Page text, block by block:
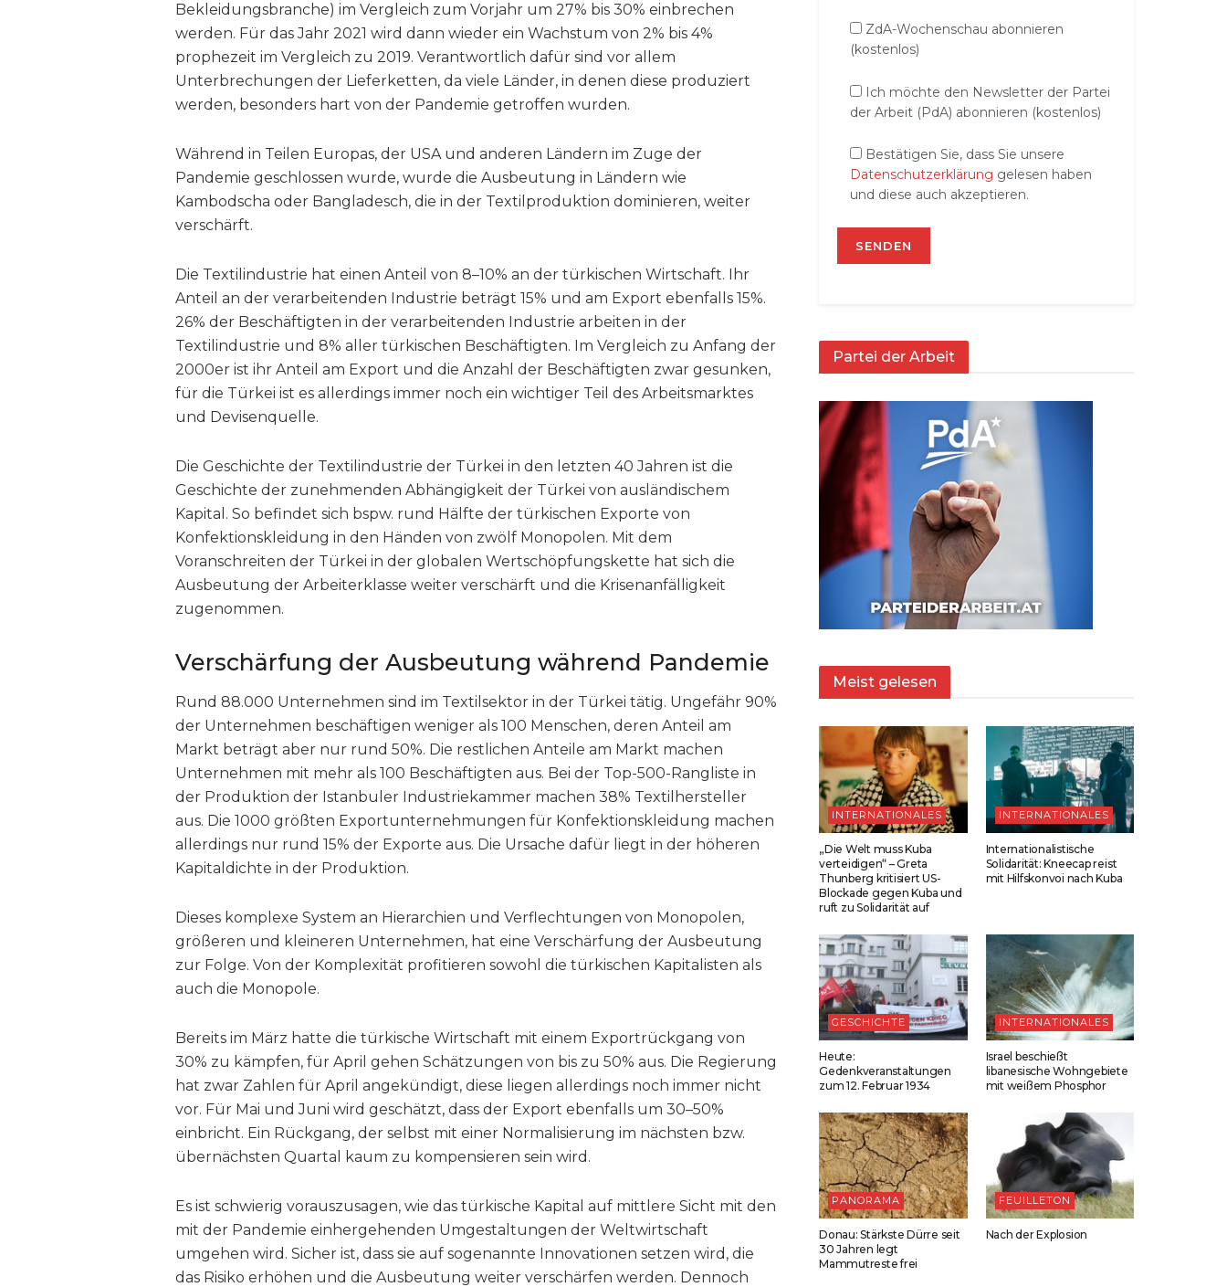
Bekleidungsbranche) im Vergleich zum Vorjahr um 27% bis 30% einbrechen
werden. Für das Jahr 2021 wird dann wieder ein Wachstum von 2% bis 4%
prophezeit im Vergleich zu 2019. Verantwortlich dafür sind vor allem
Unterbrechungen der Lieferketten, da viele Länder, in denen diese produziert
werden, besonders hart von der Pandemie getroffen wurden.
Während in Teilen Europas, der USA und anderen Ländern im Zuge der
Pandemie geschlossen wurde, wurde die Ausbeutung in Ländern wie
Kambodscha oder Bangladesch, die in der Textilproduktion dominieren, weiter
verschärft.
Die Textilindustrie hat einen Anteil von 8–10% an der türkischen Wirtschaft. Ihr
Anteil an der verarbeitenden Industrie beträgt 15% und am Export ebenfalls 15%.
26% der Beschäftigten in der verarbeitenden Industrie arbeiten in der
Textilindustrie und 8% aller türkischen Beschäftigten. Im Vergleich zu Anfang der
2000er ist ihr Anteil am Export und die Anzahl der Beschäftigten zwar gesunken,
für die Türkei ist es allerdings immer noch ein wichtiger Teil des Arbeitsmarktes
und Devisenquelle.
Die Geschichte der Textilindustrie der Türkei in den letzten 40 Jahren ist die
Geschichte der zunehmenden Abhängigkeit der Türkei von ausländischem
Kapital. So befindet sich bspw. rund Hälfte der türkischen Exporte von
Konfektionskleidung in den Händen von zwölf Monopolen. Mit dem
Voranschreiten der Türkei in der globalen Wertschöpfungskette hat sich die
Ausbeutung der Arbeiterklasse weiter verschärft und die Krisenanfälligkeit
zugenommen.
Verschärfung der Ausbeutung während Pandemie
Rund 88.000 Unternehmen sind im Textilsektor in der Türkei tätig. Ungefähr 90%
der Unternehmen beschäftigen weniger als 100 Menschen, deren Anteil am
Markt beträgt aber nur rund 50%. Die restlichen Anteile am Markt machen
Unternehmen mit mehr als 100 Beschäftigten aus. Bei der Top-500-Rangliste in
der Produktion der Istanbuler Industriekammer machen 38% Textilhersteller
aus. Die 1000 größten Exportunternehmungen für Konfektionskleidung machen
allerdings nur rund 15% der Exporte aus. Die Ursache dafür liegt in der höheren
Kapitaldichte in der Produktion.
Dieses komplexe System an Hierarchien und Verflechtungen von Monopolen,
größeren und kleineren Unternehmen, hat eine Verschärfung der Ausbeutung
zur Folge. Von der Komplexität profitieren sowohl die türkischen Kapitalisten als
auch die Monopole.
Bereits im März hatte die türkische Wirtschaft mit einem Exportrückgang von
30% zu kämpfen, für April gehen Schätzungen von bis zu 50% aus. Die Regierung
hat zwar Zahlen für April angekündigt, diese liegen allerdings noch immer nicht
vor. Für Mai und Juni wird geschätzt, dass der Export ebenfalls um 30–50%
einbricht. Ein Rückgang, der selbst mit einer Normalisierung im nächsten bzw.
übernächsten Quartal kaum zu kompensieren sein wird.
Es ist schwierig vorauszusagen, wie das türkische Kapital auf mittlere Sicht mit den
mit der Pandemie einhergehenden Umgestaltungen der Weltwirtschaft
umgehen wird. Sicher ist, dass sie auf sogenannte Innovationen setzen wird, die
das Risiko erhöhen und die Ausbeutung weiter verschärfen werden. Dennoch
ZdA-Wochenschau abonnieren
(kostenlos)
Ich möchte den Newsletter der Partei
der Arbeit (PdA) abonnieren (kostenlos)
Bestätigen Sie, dass Sie unsere
Datenschutzerklärung gelesen haben
und diese auch akzeptieren.
Partei der Arbeit
Meist gelesen
INTERNATIONALES
„Die Welt muss Kuba
verteidigen“ – Greta
Thunberg kritisiert US-
Blockade gegen Kuba und
ruft zu Solidarität auf
INTERNATIONALES
Internationalistische
Solidarität: Kneecap reist
mit Hilfskonvoi nach Kuba
GESCHICHTE
Heute:
Gedenkveranstaltungen
zum 12. Februar 1934
INTERNATIONALES
Israel beschießt
libanesische Wohngebiete
mit weißem Phosphor
PANORAMA
Donau: Stärkste Dürre seit
30 Jahren legt
Mammutreste frei
FEUILLETON
Nach der Explosion